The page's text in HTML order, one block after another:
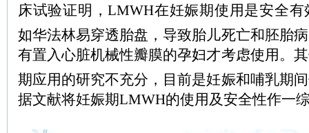
床试验证明，LMWH在妊娠期使用是安全
如华法林易穿透胎盘，导致胎儿死亡和胚胎
有置入心脏机械性瓣膜的孕妇才考虑使用。
期应用的研究不充分，目前是妊娠和哺乳期
据文献将妊娠期LMWH的使用及安全性作一